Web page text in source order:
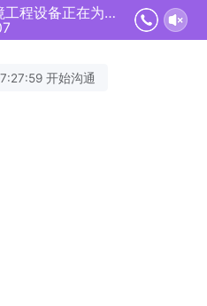
南京宏久环境工程设备正在为您服务
开始沟通